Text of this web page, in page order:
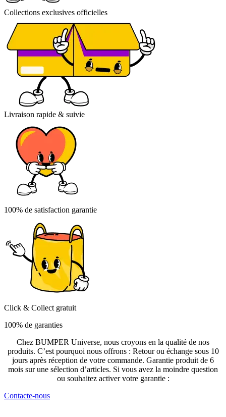
Collections exclusives officielles
Livraison rapide & suivie
100% de satisfaction garantie
Click & Collect gratuit
100% de garanties
Chez BUMPER Universe, nous croyons en la qualité de nos
produits. C’est pourquoi nous offrons : Retour ou échange sous 10
jours après réception de votre commande. Garantie produit de 6
mois sur une sélection d’articles. Si vous avez la moindre question
ou souhaitez activer votre garantie :
Contacte-nous